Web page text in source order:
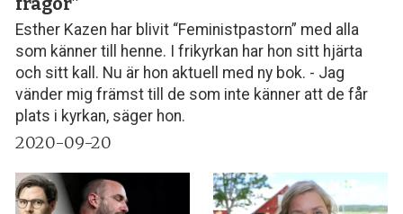
Esther Kazen har blivit “Feministpastorn” med alla
som känner till henne. I frikyrkan har hon sitt hjärta
och sitt kall. Nu är hon aktuell med ny bok. - Jag
vänder mig främst till de som inte känner att de får
plats i kyrkan, säger hon.
2020-09-20